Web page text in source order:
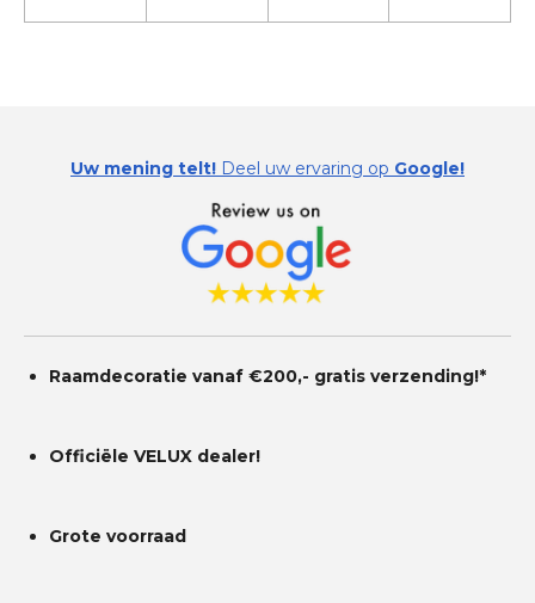
Uw mening telt! Deel uw ervaring op Google!
Raamdecoratie vanaf €200,- gratis verzending!*
Officiële VELUX dealer!
Grote voorraad